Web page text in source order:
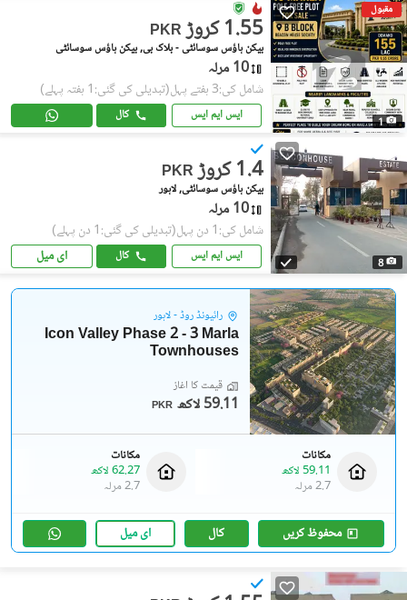
مقبول
1
PKR 1.55 کروڑ
بیکن ہاؤس سوسائٹی - بلاک بی, بیکن ہاؤس سوسائٹی
10 مرلہ
شامل کی:3 ہفتے پہل (تبدیلی کی گئی:1 ہفتہ پہلے)
ایس ایم ایس کال
8
PKR 1.4 کروڑ
بیکن ہاؤس سوسائٹی, لاہور
10 مرلہ
شامل کی:1 دن پہل (تبدیلی کی گئی:1 دن پہلے)
ایس ایم ایس کال ای میل
رائیونڈ روڈ - لاہور
Icon Valley Phase 2 - 3 Marla
Townhouses
قیمت کا آغاز
PKR 59.11 لاکھ
مکانات
59.11 لاکھ
2.7 مرلہ
مکانات
62.27 لاکھ
2.7 مرلہ
محفوظ کریں کال ای میل